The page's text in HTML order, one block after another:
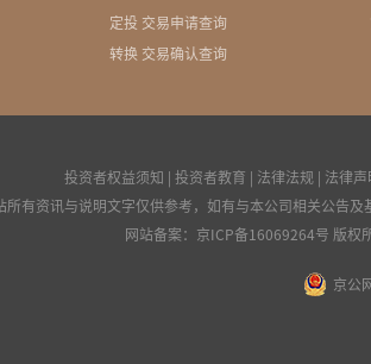
定投 交易申请查询
转换 交易确认查询
投资者权益须知 投资者教育 法律法规
法律声
所有资讯与说明文字仅供参考，如有与本公司相关公告
网站备案： 京ICP备16069264号 版权
京公